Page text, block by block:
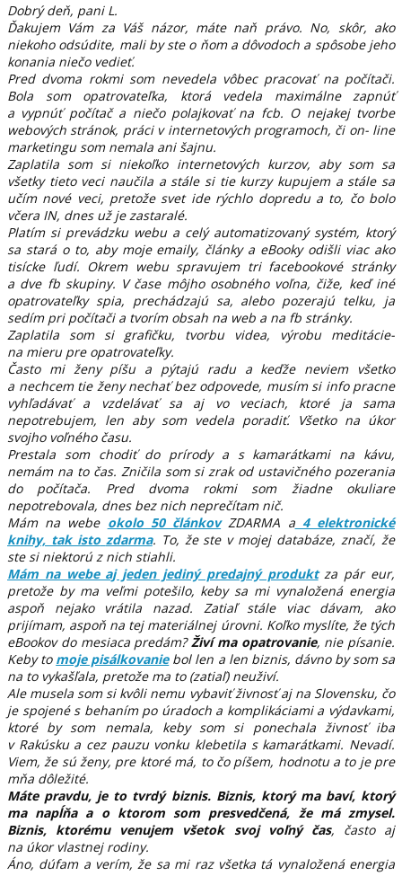
Dobrý deň, pani L.
Ďakujem Vám za Váš názor, máte naň právo. No, skôr, ako
niekoho odsúdite, mali by ste o ňom a dôvodoch a spôsobe jeho
konania niečo vedieť.
Pred dvoma rokmi som nevedela vôbec pracovať na počítači.
Bola som opatrovateľka, ktorá vedela maximálne zapnúť
a vypnúť počítač a niečo polajkovať na fcb. O nejakej tvorbe
webových stránok, práci v internetových programoch, či on- line
marketingu som nemala ani šajnu.
Zaplatila som si niekoľko internetových kurzov, aby som sa
všetky tieto veci naučila a stále si tie kurzy kupujem a stále sa
učím nové veci, pretože svet ide rýchlo dopredu a to, čo bolo
včera IN, dnes už je zastaralé.
Platím si prevádzku webu a celý automatizovaný systém, ktorý
sa stará o to, aby moje emaily, články a eBooky odišli viac ako
tisícke ľudí. Okrem webu spravujem tri facebookové stránky
a dve fb skupiny. V čase môjho osobného voľna, čiže, keď iné
opatrovateľky spia, prechádzajú sa, alebo pozerajú telku, ja
sedím pri počítači a tvorím obsah na web a na fb stránky.
Zaplatila som si grafičku, tvorbu videa, výrobu meditácie-
na mieru pre opatrovateľky.
Často mi ženy píšu a pýtajú radu a keďže neviem všetko
a nechcem tie ženy nechať bez odpovede, musím si info pracne
vyhľadávať a vzdelávať sa aj vo veciach, ktoré ja sama
nepotrebujem, len aby som vedela poradiť. Všetko na úkor
svojho voľného času.
Prestala som chodiť do prírody a s kamarátkami na kávu,
nemám na to čas. Zničila som si zrak od ustavičného pozerania
do počítača. Pred dvoma rokmi som žiadne okuliare
nepotrebovala, dnes bez nich neprečítam nič.
Mám na webe okolo 50 článkovZDARMA a4 elektronické
knihy, tak isto zdarma. To, že ste v mojej databáze, značí, že
ste si niektorú z nich stiahli.
Mám na webe aj jeden jediný predajný produktza pár eur,
pretože by ma veľmi potešilo, keby sa mi vynaložená energia
aspoň nejako vrátila nazad. Zatiaľ stále viac dávam, ako
prijímam, aspoň na tej materiálnej úrovni. Koľko myslíte, že tých
eBookov do mesiaca predám?Živí ma opatrovanie, nie písanie.
Keby to moje pisálkovaniebol len a len biznis, dávno by som sa
na to vykašľala, pretože ma to (zatiaľ) neuživí.
Ale musela som si kvôli nemu vybaviť živnosť aj na Slovensku, čo
je spojené s behaním po úradoch a komplikáciami a výdavkami,
ktoré by som nemala, keby som si ponechala živnosť iba
v Rakúsku a cez pauzu vonku klebetila s kamarátkami. Nevadí.
Viem, že sú ženy, pre ktoré má, to čo píšem, hodnotu a to je pre
mňa dôležité.
Máte pravdu, je to tvrdý biznis. Biznis, ktorý ma baví, ktorý
ma napĺňa a o ktorom som presvedčená, že má zmysel.
Biznis, ktorému venujem všetok svoj voľný čas, často aj
na úkor vlastnej rodiny.
Áno, dúfam a verím, že sa mi raz všetka tá vynaložená energia